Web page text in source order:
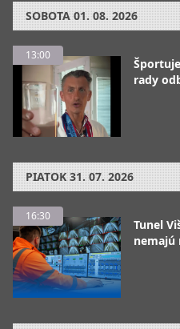
SOBOTA 01. 08. 2026
13:00
rady
PIATOK 31. 07. 2026
16:30
Tunel
nemajú